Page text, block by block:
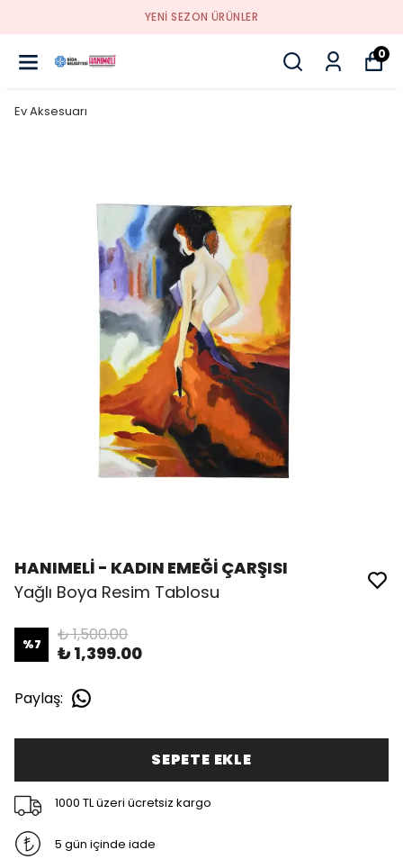
YENI SEZON ÜRÜNLER
0
Ev Aksesuarı
HANIMELİ - KADIN EMEĞİ ÇARŞISI
Yağlı Boya Resim Tablosu
%7 ₺ 1,500.00
₺ 1,399.00
Paylaş:
SEPETE EKLE
1000 TL üzeri ücretsiz kargo
5 gün içinde iade